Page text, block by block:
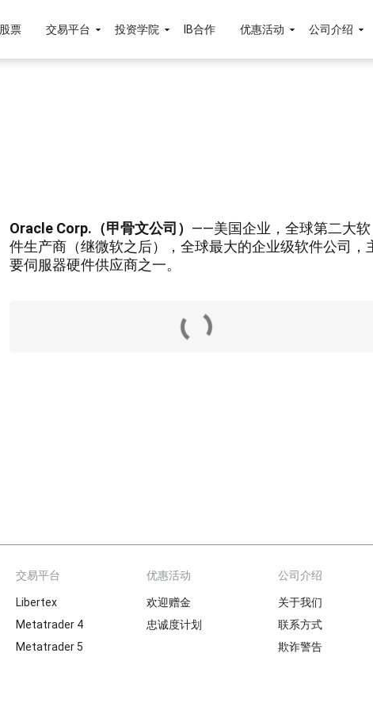
股票 交易平台 投资学院 IB合作 优惠活动 公司介绍
Oracle Corp. （甲骨文公司） ——美国企业，全球第二大软
件生产商（继微软之后），全球最大的企业级软件公司，
要伺服器硬件供应商之一。
交易平台
Libertex
Metatrader 4
Metatrader 5
优惠活动
欢迎赠金
忠诚度计划
公司介绍
关于我们
联系方式
欺诈警告